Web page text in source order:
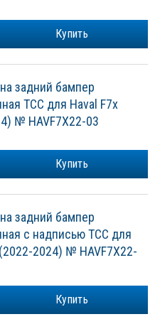
Купить
задний бампер
ТСС для Haval F7x
№ HAVF7X22-03
Купить
задний бампер
с надписью ТСС для
2024) № HAVF7X22-
Купить